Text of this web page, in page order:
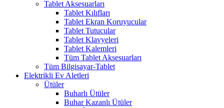
Tablet Aksesuarları
Tablet Kılıfları
Tablet Ekran Koruyucular
Tablet Tutucular
Tablet Klavyeleri
Tablet Kalemleri
Tüm Tablet Aksesuarları
Tüm Bilgisayar-Tablet
Elektrikli Ev Aletleri
Ütüler
Buharlı Ütüler
Buhar Kazanlı Ütüler